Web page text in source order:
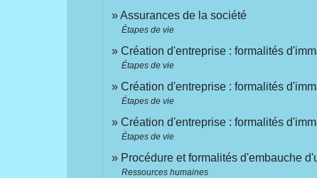
Assurances de la société
Étapes de vie
Création d'entreprise : formalités
Étapes de vie
Création d'entreprise : formalités
Étapes de vie
Création d'entreprise : formalités
Étapes de vie
Procédure et formalités d'embauche
Ressources humaines